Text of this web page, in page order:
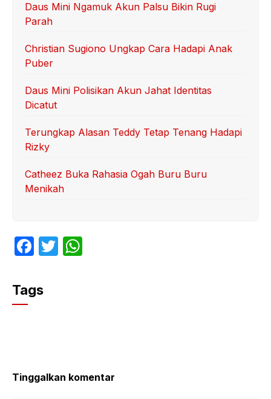
Daus Mini Ngamuk Akun Palsu Bikin Rugi
Parah
Christian Sugiono Ungkap Cara Hadapi Anak
Puber
Daus Mini Polisikan Akun Jahat Identitas
Dicatut
Terungkap Alasan Teddy Tetap Tenang Hadapi
Rizky
Catheez Buka Rahasia Ogah Buru Buru
Menikah
F
c
e
k
T
Tags
Tinggalkan komentar